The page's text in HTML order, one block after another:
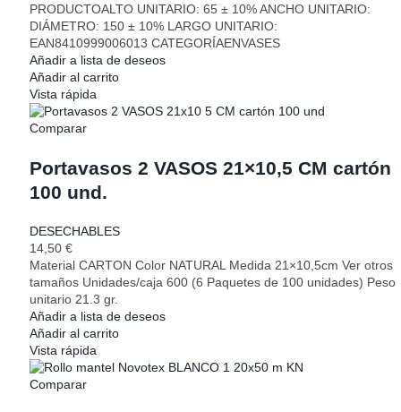
PRODUCTOALTO UNITARIO: 65 ± 10% ANCHO UNITARIO:
DIÁMETRO: 150 ± 10% LARGO UNITARIO:
EAN8410999006013 CATEGORÍAENVASES
Añadir a lista de deseos
Añadir al carrito
Vista rápida
Comparar
Portavasos 2 VASOS 21×10,5 CM cartón
100 und.
DESECHABLES
14,50 €
Material CARTON Color NATURAL Medida 21×10,5cm Ver otros
tamaños Unidades/caja 600 (6 Paquetes de 100 unidades) Peso
unitario 21.3 gr.
Añadir a lista de deseos
Añadir al carrito
Vista rápida
Comparar